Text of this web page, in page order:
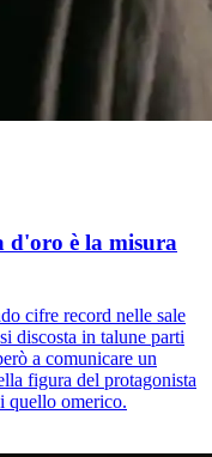
è la misura
cifre record nelle sale
discosta in talune parti
a comunicare un
figura del protagonista
quello omerico.